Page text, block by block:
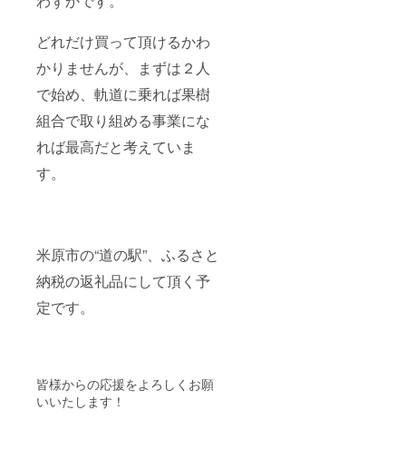
どれだけ買って頂けるかわ
かりませんが、まずは２人
で始め、軌道に乗れば果樹
組合で取り組める事業にな
れば最高だと考えていま
す。
米原市の“道の駅”、ふるさと
納税の返礼品にして頂く予
定です。
皆様からの応援をよろしくお願
いいたします！